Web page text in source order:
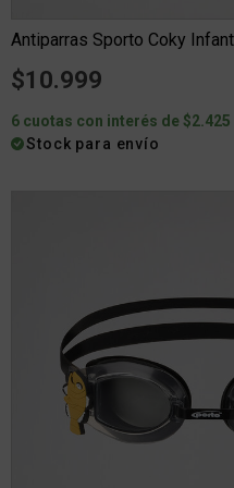
Antiparras Sporto Coky
$10.999
6 cuotas con interés de $2.425
Stock para envío